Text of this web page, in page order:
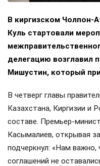
В киргизском Чолпон-
Куль стартовали
делегацию возглавил
Мишустин, который
В четверг главы
Казахстана, Киргизии и
составе. Премьер-
Касымалиев, открывая
подчеркнул: «Нам
соглашений не